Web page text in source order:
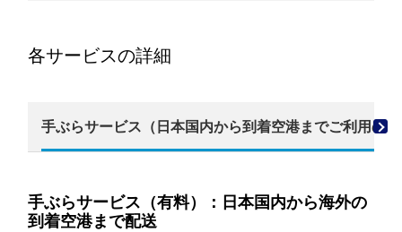
各サービスの詳細
手ぶらサービス（日本国内から到着空港までご利用の
手ぶらサービス（有料）：日本国内から海外の
到着空港まで配送